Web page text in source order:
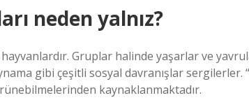
neden yalnız?
Gruplar halinde yaşarlar ve
gibi çeşitli sosyal davranışlar sergilerler.
kaynaklanmaktadır.